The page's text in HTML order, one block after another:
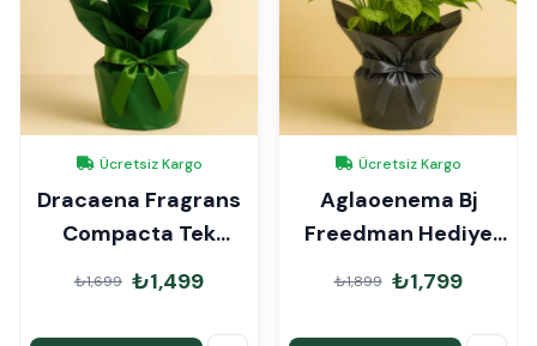
Ücretsiz Kargo
Dracaena Fragrans
Compacta Tek
Gövde Hediye
Paketli
₺1,699 ₺1,499
Ücretsiz Kargo
Aglaoenema Bj
Freedman Hediye
Paketli
₺1,899 ₺1,799